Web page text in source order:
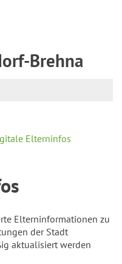
Brehna
Elterninfos
Elterninformationen zu
der Stadt
aktualisiert werden